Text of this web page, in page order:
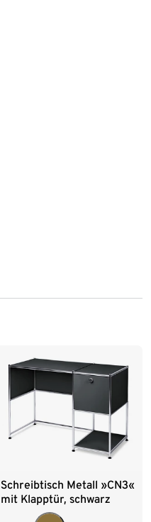
Schreibtisch Metall »CN3«
mit Klapptür, schwarz